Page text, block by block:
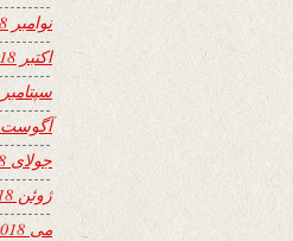
نوامبر 2018
اکتبر 2018
سپتامبر 2018
آگوست 2018
جولای 2018
ژوئن 2018
می 2018